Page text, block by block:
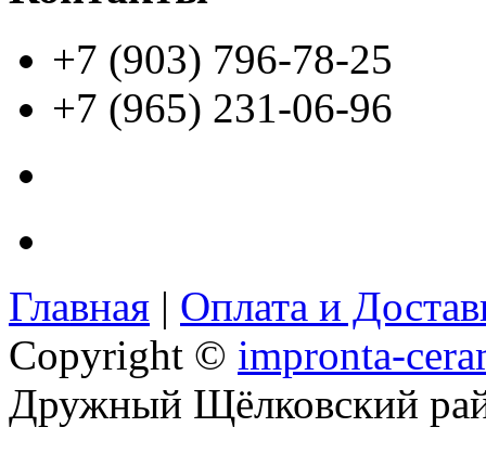
+7 (903) 796-78-25
+7 (965) 231-06-96
Главная | Оплата и
Copyright © impronta-
Дружный Щёлковский